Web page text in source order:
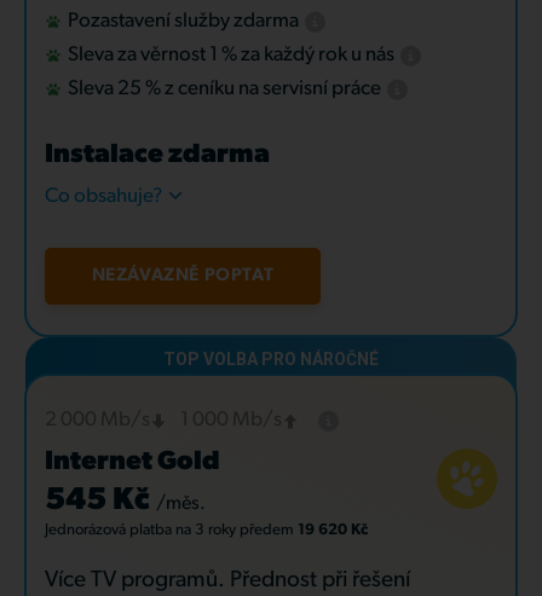
Pozastavení služby zdarma
Sleva za věrnost 1 % za každý rok u nás
Sleva 25 % z ceníku na servisní práce
Instalace zdarma
Co obsahuje?
NEZÁVAZNĚ POPTAT
Internet Gold
545 Kč /měs.
Jednorázová platba na 3 roky předem 19 620 Kč
Více TV programů. Přednost při řešení